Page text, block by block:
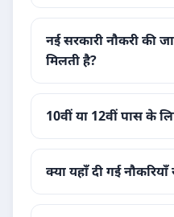
नई सरकारी नौकरी की
मिलती है?
10वीं या 12वीं पास के
क्या यहाँ दी गई नौकरियाँ